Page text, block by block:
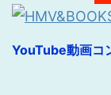
YouTube動画コ